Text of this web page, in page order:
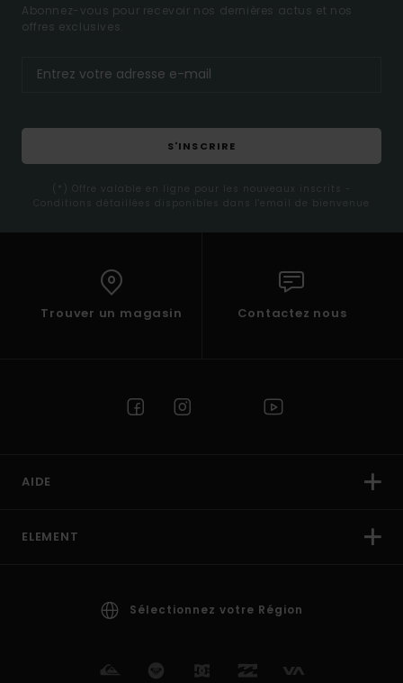
Abonnez-vous pour recevoir nos dernières actus et nos
offres exclusives.
S'INSCRIRE
(*) Offre valable en ligne pour les nouveaux inscrits -
Conditions détaillées disponibles dans l'email de bienvenue
Trouver un magasin Contactez nous
AIDE
ELEMENT
Sélectionnez votre Région